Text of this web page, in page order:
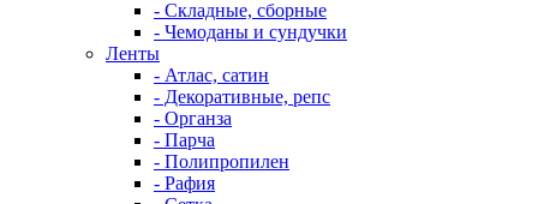
- Складные, сборные
- Чемоданы и сундучки
Ленты
- Атлас, сатин
- Декоративные, репс
- Органза
- Парча
- Полипропилен
- Рафия